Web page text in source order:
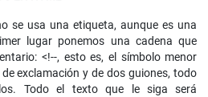
se usa una etiqueta, aunque es una
lugar ponemos una cadena que
<!--, esto es, el símbolo menor
exclamación y de dos guiones, todo
Todo el texto que le siga será